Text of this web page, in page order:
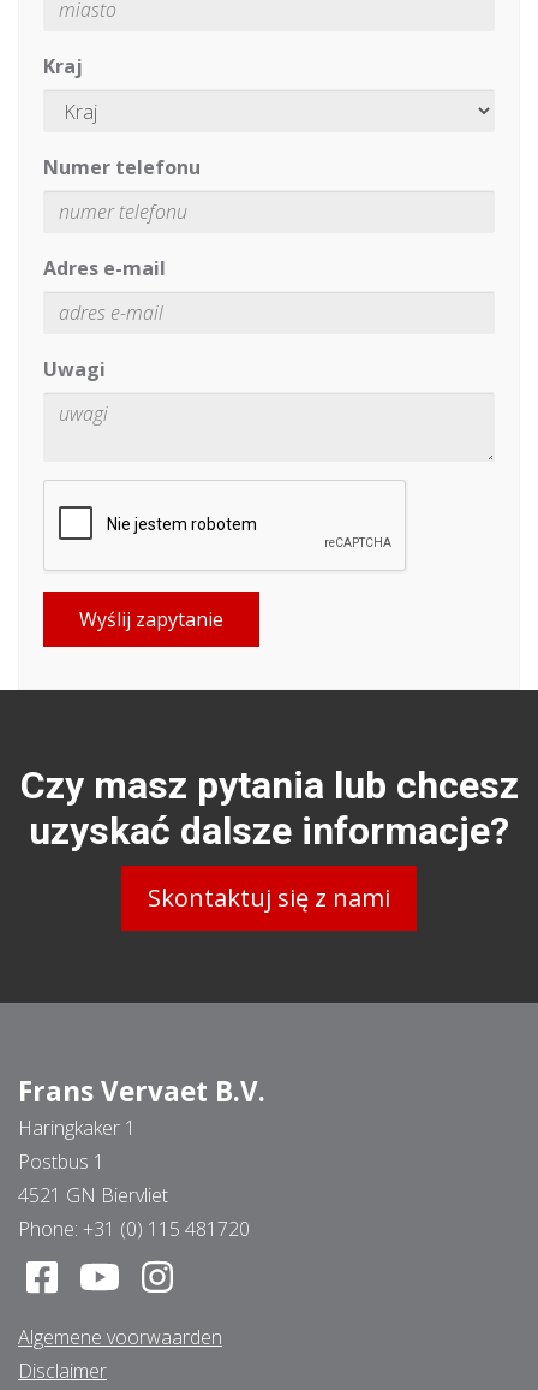
Kraj
Numer telefonu
Adres e-mail
Uwagi
Wyślij zapytanie
Czy masz pytania lub chcesz
uzyskać dalsze informacje?
Skontaktuj się z nami
Frans Vervaet B.V.
Haringkaker 1
Postbus 1
4521 GN Biervliet
Phone: +31 (0) 115 481720
Algemene voorwaarden
Disclaimer